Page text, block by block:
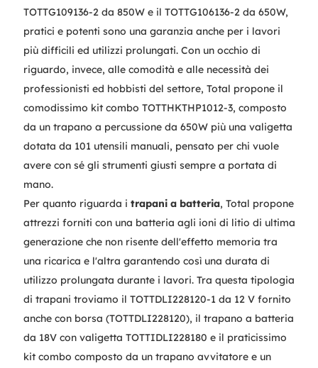
TOTTG109136-2 da 850W e il TOTTG106136-2 da 650W,
pratici e potenti sono una garanzia anche per i lavori
più difficili ed utilizzi prolungati. Con un occhio di
riguardo, invece, alle comodità e alle necessità dei
professionisti ed hobbisti del settore, Total propone il
comodissimo kit combo TOTTHKTHP1012-3, composto
da un trapano a percussione da 650W più una valigetta
dotata da 101 utensili manuali, pensato per chi vuole
avere con sé gli strumenti giusti sempre a portata di
mano.
Per quanto riguarda i trapani a batteria, Total propone
attrezzi forniti con una batteria agli ioni di litio di ultima
generazione che non risente dell'effetto memoria tra
una ricarica e l'altra garantendo così una durata di
utilizzo prolungata durante i lavori. Tra questa tipologia
di trapani troviamo il TOTTDLI228120-1 da 12 V fornito
anche con borsa (TOTTDLI228120), il trapano a batteria
da 18V con valigetta TOTTIDLI228180 e il praticissimo
kit combo composto da un trapano avvitatore e un